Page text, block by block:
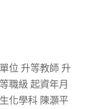
單位 升等教師 升
等職級 起資年月
生化學科 陳灝平